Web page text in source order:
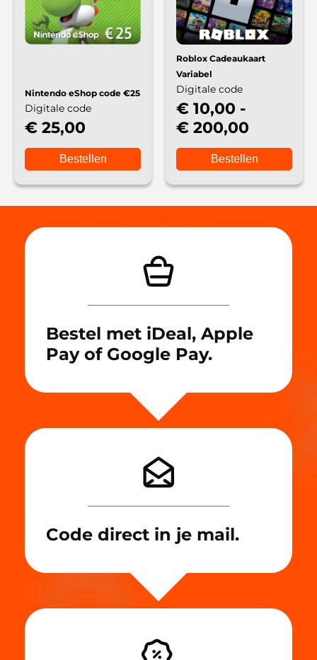
Nintendo eShop code €25
Digitale code
€ 25,00
Bestellen
Roblox Cadeaukaart
Variabel
Digitale code
€ 10,00 -
€ 200,00
Bestellen
Bestel met iDeal, Apple
Pay of Google Pay.
Code direct in je mail.